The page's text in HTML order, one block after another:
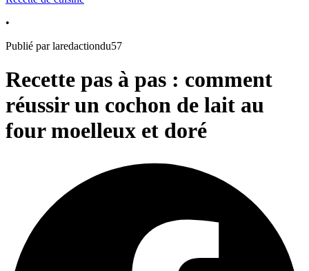
•
Publié par laredactiondu57
Recette pas à pas : comment
réussir un cochon de lait au
four moelleux et doré